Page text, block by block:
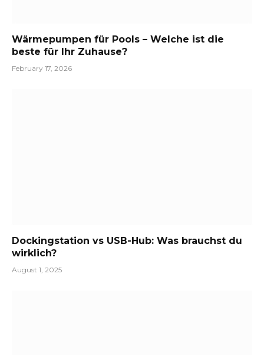
Wärmepumpen für Pools – Welche ist die
beste für Ihr Zuhause?
February 17, 2026
Dockingstation vs USB-Hub: Was brauchst du
wirklich?
August 1, 2025